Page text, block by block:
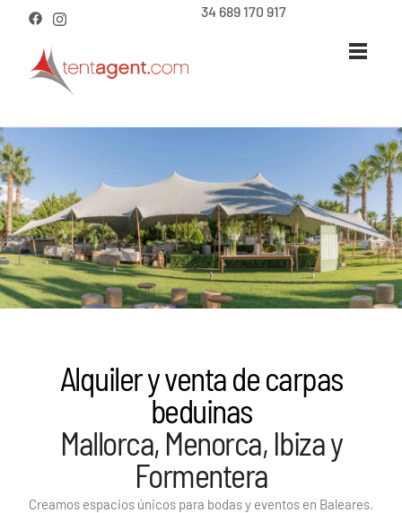
34 689 170 917
Alquiler y venta de carpas
beduinas
Mallorca, Menorca, Ibiza y
Formentera
Creamos espacios únicos para bodas y eventos en Baleares.